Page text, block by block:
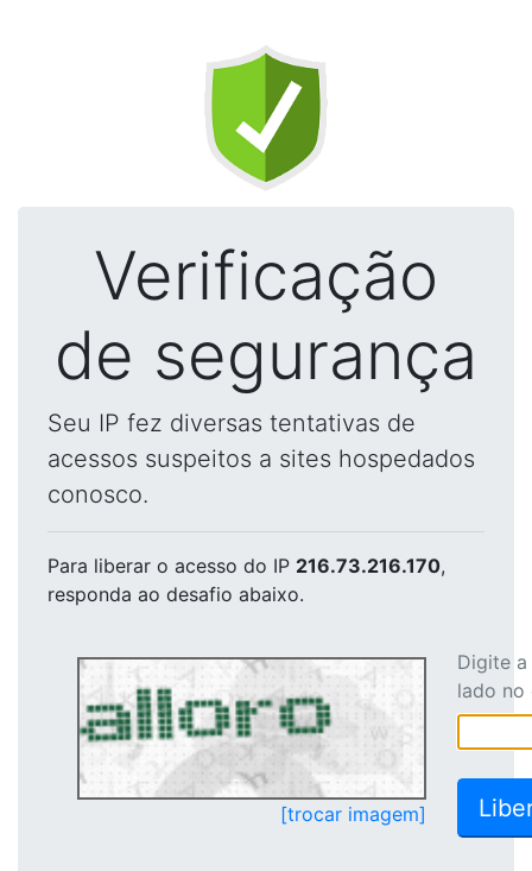
Verificação
de segurança
Seu IP fez diversas tentativas de
acessos suspeitos a sites hospedados
conosco.
Para liberar o acesso do IP 216.73.216.170,
responda ao desafio abaixo.
[trocar imagem]
Digite
lado no